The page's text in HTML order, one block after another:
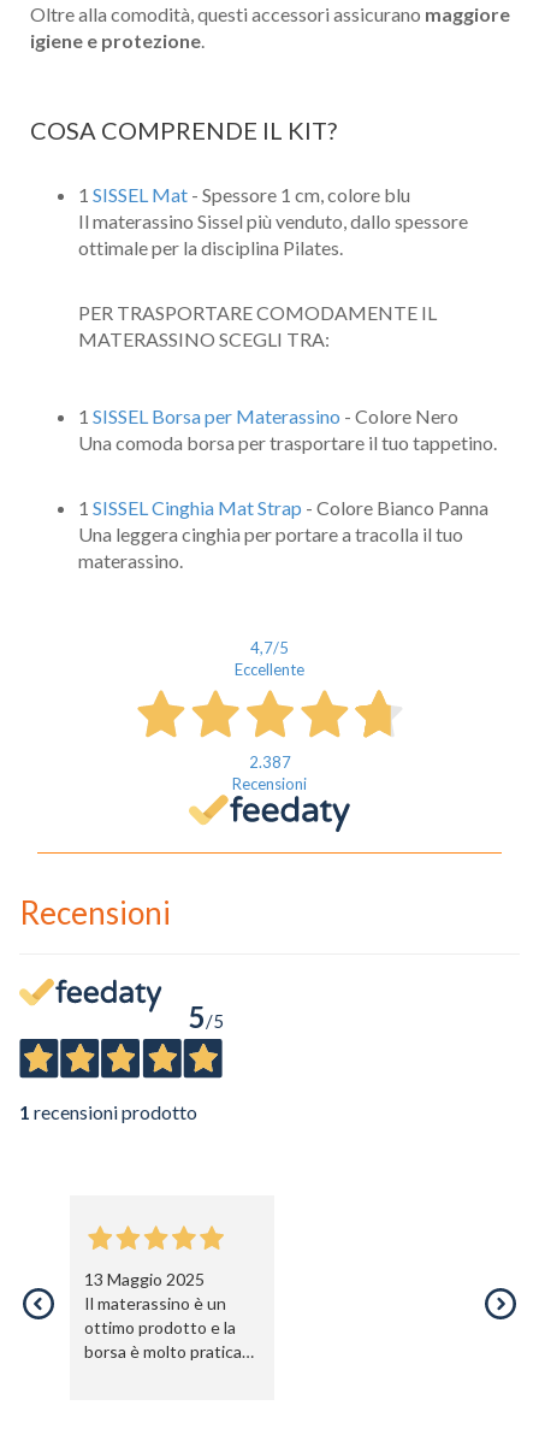
Oltre alla comodità, questi accessori assicurano maggiore
igiene e protezione.
COSA COMPRENDE IL KIT?
1 SISSEL Mat - Spessore 1 cm, colore blu
Il materassino Sissel più venduto, dallo spessore
ottimale per la disciplina Pilates.
PER TRASPORTARE COMODAMENTE IL
MATERASSINO SCEGLI TRA:
1 SISSEL Borsa per Materassino - Colore Nero
Una comoda borsa per trasportare il tuo tappetino.
1 SISSEL Cinghia Mat Strap - Colore Bianco Panna
Una leggera cinghia per portare a tracolla il tuo
materassino.
4,7/5
Eccellente
2.387
Recensioni
Recensioni
5/5
1 recensioni prodotto
13 Maggio 2025
Il materassino è un
ottimo prodotto e la
borsa è molto pratica